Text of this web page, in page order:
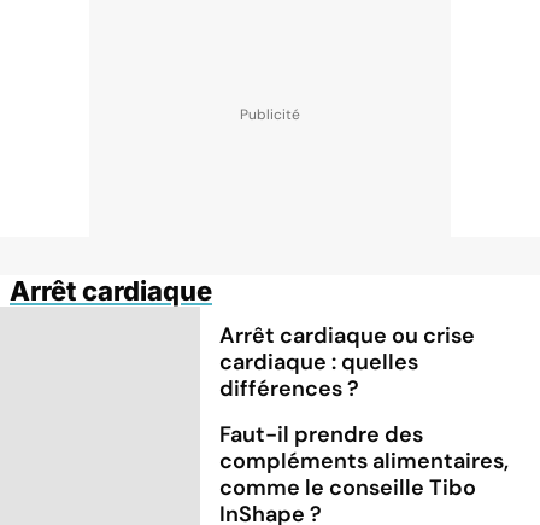
Arrêt cardiaque
Arrêt cardiaque ou crise
cardiaque : quelles
différences ?
Faut-il prendre des
compléments alimentaires,
comme le conseille Tibo
InShape ?